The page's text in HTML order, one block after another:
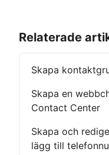
Relaterade
Skapa
Skapa en
Contact Center
Skapa och
lägg till